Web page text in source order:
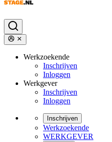
Werkzoekende
Inschrijven
Inloggen
Werkgever
Inschrijven
Inloggen
Inschrijven
Werkzoekende
WERKGEVER